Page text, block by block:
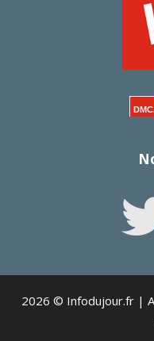
2026 © Infodujour.fr |